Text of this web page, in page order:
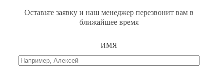
Оставьте заявку и наш менеджер перезвонит вам в
ближайшее время
ИМЯ